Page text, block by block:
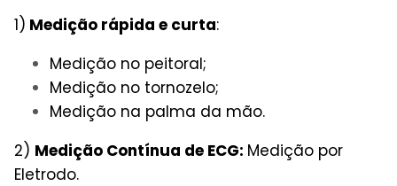
1) Medição rápida e curta:
Medição no peitoral;
Medição no tornozelo;
Medição na palma da mão.
2) Medição Contínua de ECG: Medição por
Eletrodo.